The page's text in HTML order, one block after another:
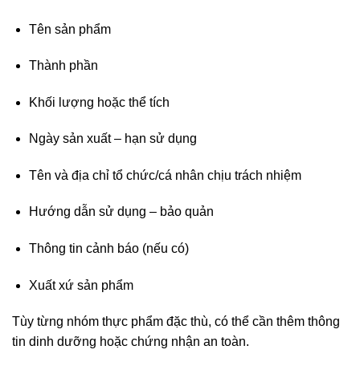
Tên sản phẩm
Thành phần
Khối lượng hoặc thể tích
Ngày sản xuất – hạn sử dụng
Tên và địa chỉ tổ chức/cá nhân chịu trách nhiệm
Hướng dẫn sử dụng – bảo quản
Thông tin cảnh báo (nếu có)
Xuất xứ sản phẩm
Tùy từng nhóm thực phẩm đặc thù, có thể cần thêm thông
tin dinh dưỡng hoặc chứng nhận an toàn.